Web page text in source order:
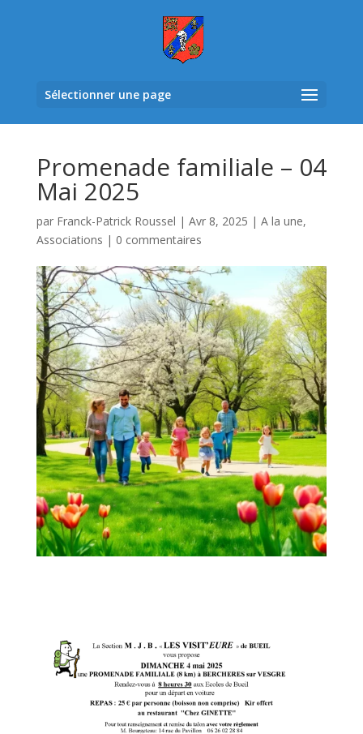
Sélectionner une page
Promenade familiale – 04
Mai 2025
par Franck-Patrick Roussel | Avr 8, 2025 | A la une,
Associations | 0 commentaires